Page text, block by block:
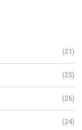
(21)
(25)
(26)
(24)